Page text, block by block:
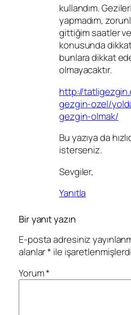
kullandım.
yapmadım,
gittiğim saatler
konusunda
bunlara dikkat
olmayacaktır.
http://
gezgin-ozel/
gezgin-olmak/
Bu yazıya da
isterseniz.
Sevgiler,
Yanıtla
Bir yanıt yazın
E-posta adresiniz
alanlar* ile
Yorum*